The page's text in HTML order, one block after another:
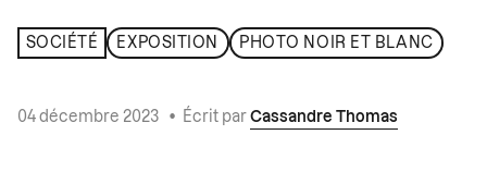
SOCIÉTÉ EXPOSITION PHOTO NOIR ET BLANC
04 décembre 2023 • Écrit par Cassandre Thomas